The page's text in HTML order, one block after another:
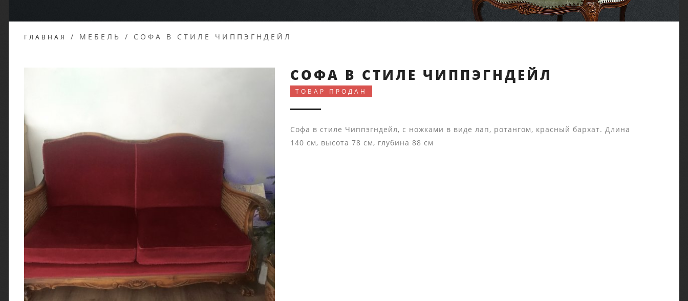
ГЛАВНАЯ / МЕБЕЛЬ / CОФА В СТИЛЕ ЧИППЭГНДЕЙЛ
CОФА В СТИЛЕ ЧИППЭГНДЕЙЛ
ТОВАР ПРОДАН
Cофа в стиле Чиппэгндейл, с ножками в виде лап, ротангом, красный бархат. Длина
140 см, высота 78 см, глубина 88 см